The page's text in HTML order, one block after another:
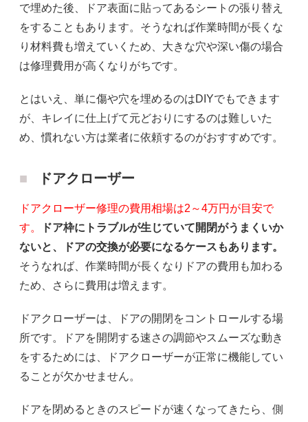
で埋めた後、ドア表面に貼ってあるシートの張り替え
をすることもあります。そうなれば作業時間が長くな
り材料費も増えていくため、大きな穴や深い傷の場合
は修理費用が高くなりがちです。
とはいえ、単に傷や穴を埋めるのはDIYでもできます
が、キレイに仕上げて元どおりにするのは難しいた
め、慣れない方は業者に依頼するのがおすすめです。
ドアクローザー
ドアクローザー修理の費用相場は2～4万円が目安で
す。
ドア枠にトラブルが生じていて開閉がうまくいか
ないと、ドアの交換が必要になるケースもあります。
そうなれば、作業時間が長くなりドアの費用も加わる
ため、さらに費用は増えます。
ドアクローザーは、ドアの開閉をコントロールする場
所です。ドアを開閉する速さの調節やスムーズな動き
をするためには、ドアクローザーが正常に機能してい
ることが欠かせません。
ドアを閉めるときのスピードが速くなってきたら、側